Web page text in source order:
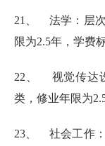
21、 法学：层
限为2.5年，学费
22、 视觉传达
类，修业年限为
23、 社会工作